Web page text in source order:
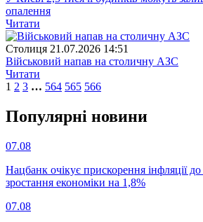
опалення
Читати
Столиця 21.07.2026 14:51
Військовий напав на столичну АЗС
Читати
1 2 3 … 564 565 566
Популярнi новини
07.08
Нацбанк очікує прискорення інфляції до
зростання економіки на 1,8%
07.08